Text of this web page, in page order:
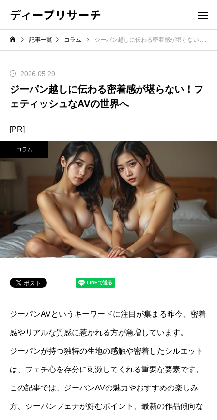
ディープリサーチ
記事一覧 コラム ジーパン越しに伝わる密着感が堪らない！フェティッシュなAVの世界へ
2026.05.29
ジーパン越しに伝わる密着感が堪らない！フ
ェティッシュなAVの世界へ
[PR]
コラム
ジーパンAVというキーワードに注目が集まる昨今、密着
感やリアルな質感に惹かれる方が急増しています。
ジーパンが持つ独特の生地の感触や密着したシルエット
は、フェチ心を存分に刺激してくれる重要な要素です。
この記事では、ジーパンAVの魅力やおすすめの楽しみ
方、ジーパンフェチが好むポイント、最新の作品傾向な